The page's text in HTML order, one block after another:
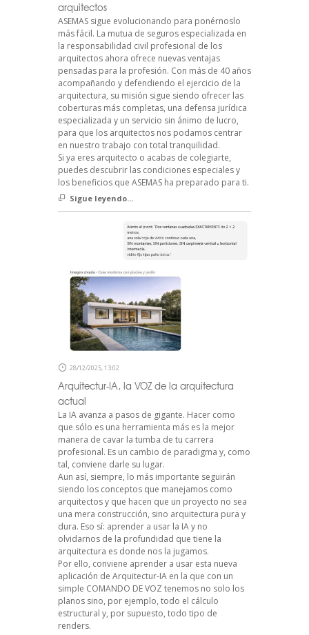
arquitectos
ASEMAS sigue evolucionando para ponérnoslo
más fácil. La mutua de seguros especializada en
la responsabilidad civil profesional de los
arquitectos ahora ofrece nuevas ventajas
pensadas para la profesión. Con más de 40 años
acompañando y defendiendo el ejercicio de la
arquitectura, su misión sigue siendo ofrecer las
coberturas más completas, una defensa jurídica
especializada y un servicio sin ánimo de lucro,
para que los arquitectos nos podamos centrar
en nuestro trabajo con total tranquilidad.
Si ya eres arquitecto o acabas de colegiarte,
puedes descubrir las condiciones especiales y
los beneficios que ASEMAS ha preparado para ti.
Sigue leyendo...
28/12/2025, 13:02
Arquitectur-IA, la VOZ de la arquitectura
actual
La IA avanza a pasos de gigante. Hacer como
que sólo es una herramienta más es la mejor
manera de cavar la tumba de tu carrera
profesional. Es un cambio de paradigma y, como
tal, conviene darle su lugar.
Aun así, siempre, lo más importante seguirán
siendo los conceptos que manejamos como
arquitectos y que hacen que un proyecto no sea
una mera construcción, sino arquitectura pura y
dura. Eso sí: aprender a usar la IA y no
olvidarnos de la profundidad que tiene la
arquitectura es donde nos la jugamos.
Por ello, conviene aprender a usar esta nueva
aplicación de Arquitectur-IA en la que con un
simple COMANDO DE VOZ tenemos no solo los
planos sino, por ejemplo, todo el cálculo
estructural y, por supuesto, todo tipo de
renders.